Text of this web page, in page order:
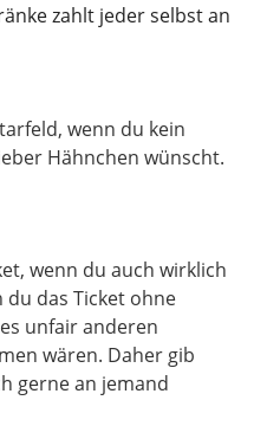
zahlt jeder selbst an
wenn du kein
Hähnchen wünscht.
wenn du auch wirklich
du das Ticket ohne
unfair anderen
wären. Daher gib
gerne an jemand